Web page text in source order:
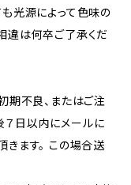
も光源によって色味の
違は何卒ご了承くだ
期不良、またはご注
日以内にメールに
きます。 この場合送